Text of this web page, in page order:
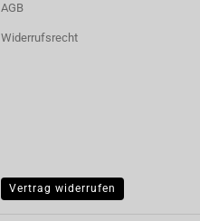
AGB
Widerrufsrecht
Vertrag widerrufen